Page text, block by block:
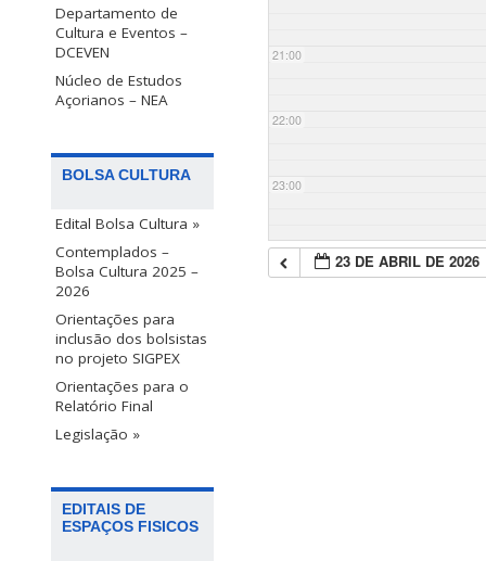
Departamento de
Cultura e Eventos –
DCEVEN
Núcleo de Estudos
Açorianos – NEA
BOLSA CULTURA
Edital Bolsa Cultura »
Contemplados –
Bolsa Cultura 2025 –
2026
Orientações para
inclusão dos bolsistas
no projeto SIGPEX
Orientações para o
Relatório Final
Legislação »
EDITAIS DE
ESPAÇOS FISICOS
21:00
22:00
23:00
23 DE ABRIL DE 2026